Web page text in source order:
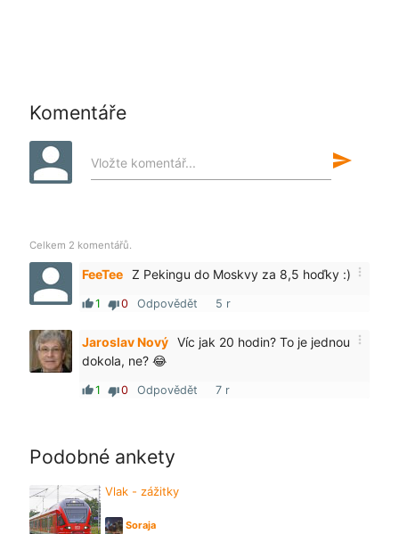
Komentáře
Vložte komentář... send
Celkem 2 komentářů.
FeeTee more_vert
Z Pekingu do Moskvy za 8,5 hoďky :)
thumb_up1 thumb_down0 Odpovědět 5 r
Jaroslav Nový more_vert
Víc jak 20 hodin? To je jednou
dokola, ne? 😂
thumb_up1 thumb_down0 Odpovědět 7 r
Podobné ankety
Vlak - zážitky
Soraja